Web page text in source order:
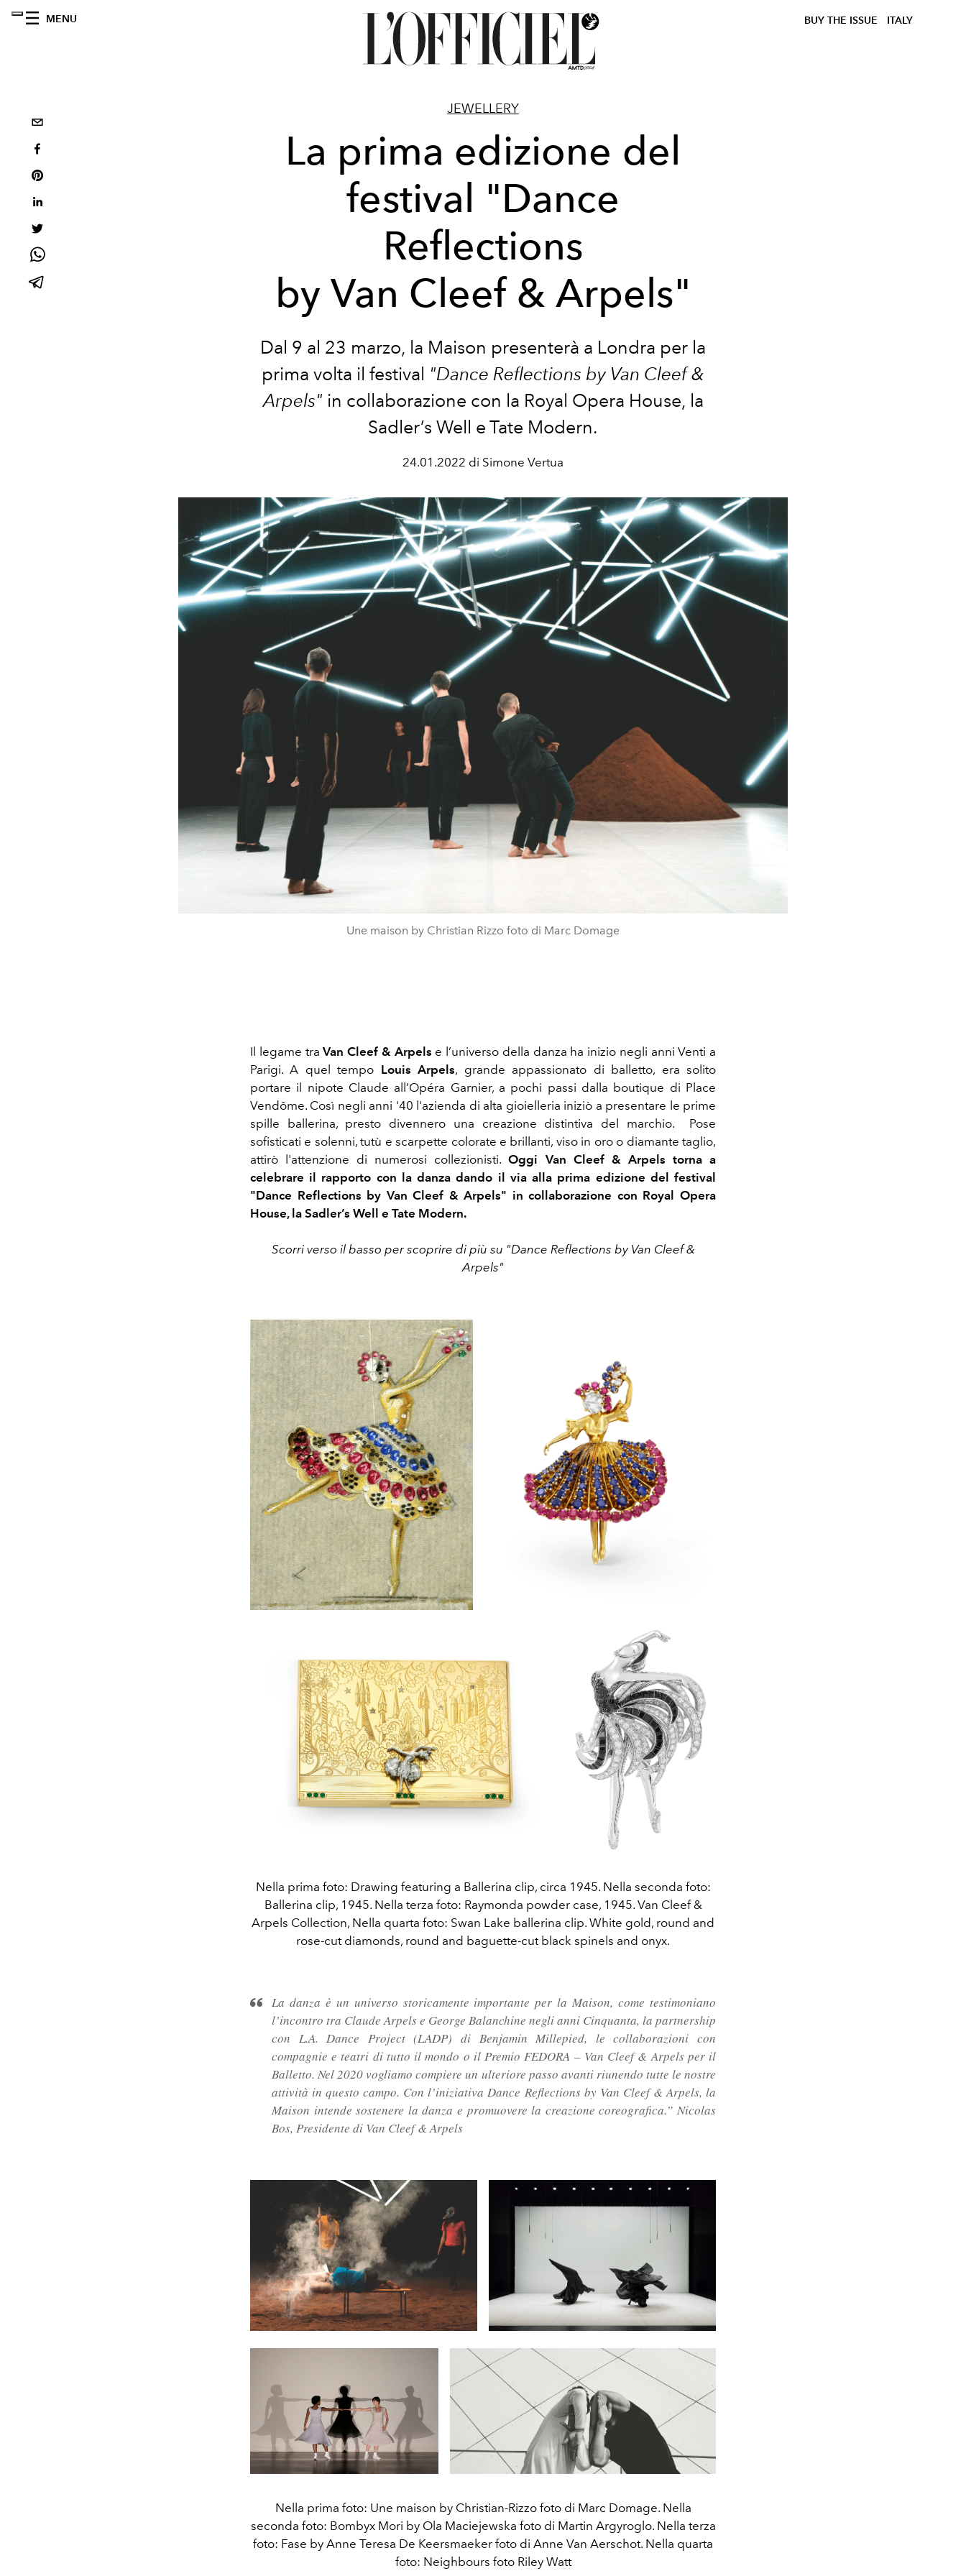
MENU BUY THE ISSUE ITALY
JEWELLERY
La prima edizione del
festival "Dance
Reflections
by Van Cleef & Arpels"
Dal 9 al 23 marzo, la Maison presenterà a Londra per la
prima volta il festival "Dance Reflections by Van Cleef &
Arpels" in collaborazione con la Royal Opera House, la
Sadler’s Well e Tate Modern.
24.01.2022 di Simone Vertua
Une maison by Christian Rizzo foto di Marc Domage
Il legame tra Van Cleef & Arpels e l’universo della danza ha inizio negli anni Venti a
Parigi. A quel tempo Louis Arpels, grande appassionato di balletto, era solito
portare il nipote Claude all’Opéra Garnier, a pochi passi dalla boutique di Place
Vendôme. Così negli anni '40 l'azienda di alta gioielleria iniziò a presentare le prime
spille ballerina, presto divennero una creazione distintiva del marchio. Pose
sofisticati e solenni, tutù e scarpette colorate e brillanti, viso in oro o diamante taglio,
attirò l'attenzione di numerosi collezionisti.Oggi Van Cleef & Arpels torna a
celebrare il rapporto con la danza dando il via alla prima edizione del festival
"Dance Reflections by Van Cleef & Arpels" in collaborazione con Royal Opera
House, la Sadler’s Well e Tate Modern.
Scorri verso il basso per scoprire di più su "Dance Reflections by Van Cleef &
Arpels"
Nella prima foto: Drawing featuring a Ballerina clip, circa 1945. Nella seconda foto:
Ballerina clip, 1945. Nella terza foto: Raymonda powder case, 1945. Van Cleef &
Arpels Collection, Nella quarta foto: Swan Lake ballerina clip. White gold, round and
rose-cut diamonds, round and baguette-cut black spinels and onyx.
La danza è un universo storicamente importante perla Maison, come testimoniano
l’incontro tra Claude Arpels e George Balanchine negli anni Cinquanta, la partnership
con L.A. Dance Project (LADP) di Benjamin Millepied, le collaborazioni con
compagnie e teatri di tutto il mondo o il Premio FEDORA – Van Cleef & Arpels per il
Balletto.Nel 2020 vogliamo compiere un ulteriore passo avanti riunendo tutte le nostre
attività in questo campo. Conl’iniziativa Dance Reflections by Van Cleef & Arpels,la
Maison intende sostenere la danza e promuoverela creazione coreografica.” Nicolas
Bos, Presidente di Van Cleef & Arpels
Nella prima foto: Une maison by Christian-Rizzo foto di Marc Domage. Nella
seconda foto: Bombyx Mori by Ola Maciejewska foto di Martin Argyroglo. Nella terza
foto: Fase by Anne Teresa De Keersmaeker foto di Anne Van Aerschot. Nella quarta
foto: Neighbours foto Riley Watt